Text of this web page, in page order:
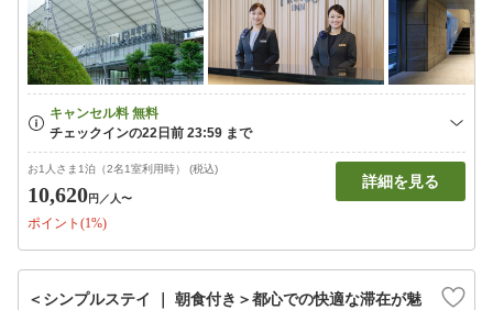
お1人さま1泊（2名1室利用時） (税込)
10,620円 ／人〜
ポイント(1%)
詳細を見る
＜シンプルステイ ｜ 朝食付き＞都心での快適な滞在が魅